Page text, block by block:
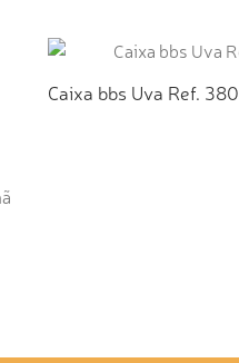
Caixa bbs Uva Ref. 380